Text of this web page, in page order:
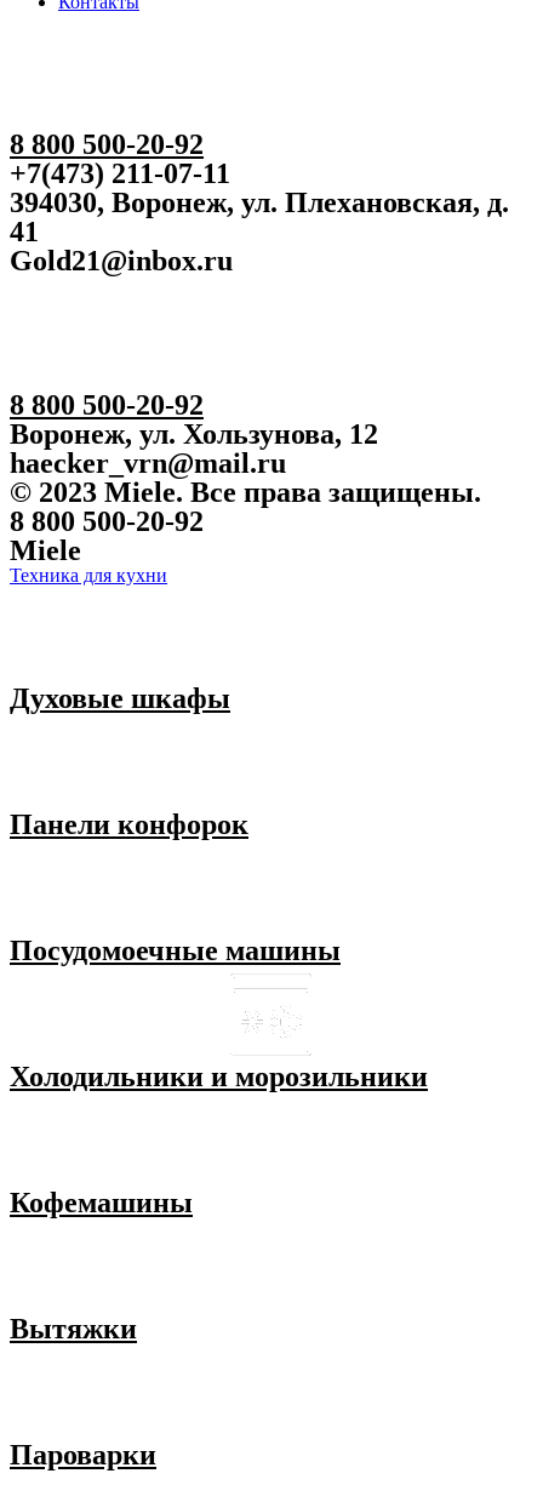
8 800 500-20-92
+7(473) 211-07-11
394030, Воронеж, ул. Плехановская, д.
41
Gold21@inbox.ru
8 800 500-20-92
Воронеж, ул. Хользунова, 12
haecker_vrn@mail.ru
© 2023 Miele. Все права защищены.
8 800 500-20-92
Miele
Техника для кухни
Духовые шкафы
Панели конфорок
Посудомоечные машины
Холодильники и морозильники
Кофемашины
Вытяжки
Пароварки